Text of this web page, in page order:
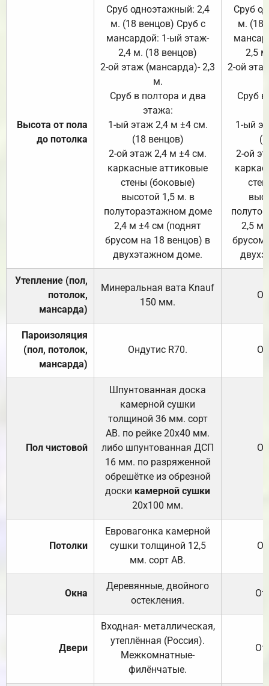
Высота от пола
до потолка
Сруб одноэтажный: 2,4
м. (18 венцов) Сруб с
мансардой: 1-ый этаж-
2,4 м. (18 венцов)
2-ой этаж (мансарда)- 2,3
м.
Сруб в полтора и два
этажа:
1-ый этаж 2,4 м ±4 см.
(18 венцов)
2-ой этаж 2,4 м ±4 см.
каркасные аттиковые
стены (боковые)
высотой 1,5 м. в
полутораэтажном доме
2,4 м ±4 см (поднят
брусом на 18 венцов) в
двухэтажном доме.
Сруб
м. (18
2,5
2-ой
Сруб
1-ый
2-ой
2,5 м
брусом
Утепление (пол,
потолок,
мансарда)
Минеральная вата Knauf
150 мм.
Пароизоляция
(пол, потолок,
мансарда)
Ондутис R70.
Пол чистовой
Шпунтованная доска
камерной сушки
толщиной 36 мм. сорт
АВ. по рейке 20х40 мм.
либо шпунтованная ДСП
16 мм. по разряженной
обрешётке из обрезной
доски камерной сушки
20х100 мм.
Потолки
Евровагонка камерной
сушки толщиной 12,5
мм. сорт АВ.
Окна
Деревянные, двойного
остекления.
Двери
Входная- металлическая,
утеплённая (Россия).
Межкомнатные-
филёнчатые.